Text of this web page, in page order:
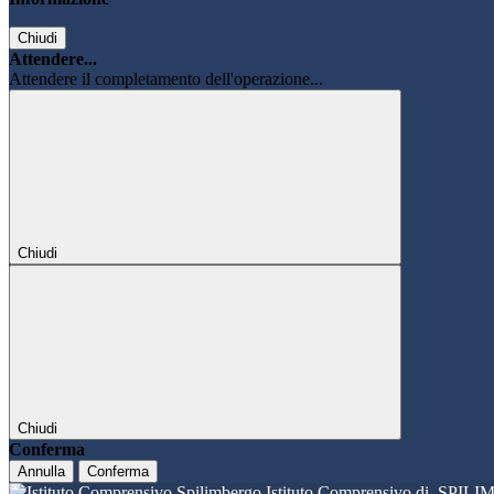
Chiudi
Attendere...
Attendere il completamento dell'operazione...
Chiudi
Chiudi
Conferma
Annulla Conferma